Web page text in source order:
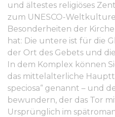
und ältestes religiöses
zum UNESCO-
Besonderheiten der Kirche
hat: Die untere ist für die
der Ort des Gebets und
In dem Komplex können
das mittelalterliche
speciosa“ genannt – und
bewundern, der das Tor
Ursprünglich im